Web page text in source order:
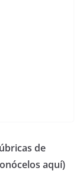
de
aquí)